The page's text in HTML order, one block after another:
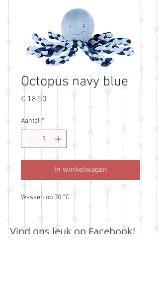
Octopus navy blue
€ 18,50
Aantal *
In winkelwagen
Wassen op 30 °C
Vind ons leuk op Facebook!